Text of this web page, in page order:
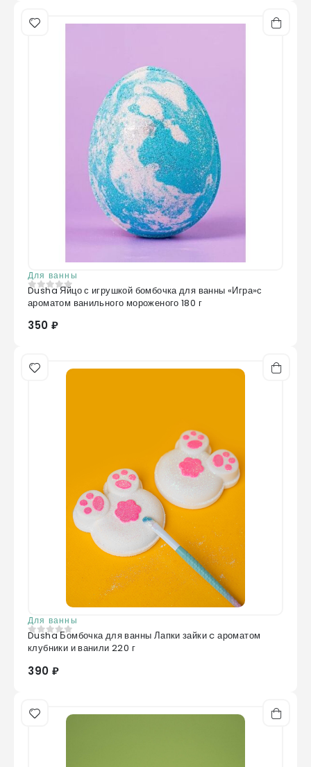
Для ванны
0 из 5
Dusha Яйцо с игрушкой бомбочка для ванны «Игра»с
ароматом ванильного мороженого 180 г
350 ₽
Для ванны
0 из 5
Dusha Бомбочка для ванны Лапки зайки c ароматом
клубники и ванили 220 г
390 ₽